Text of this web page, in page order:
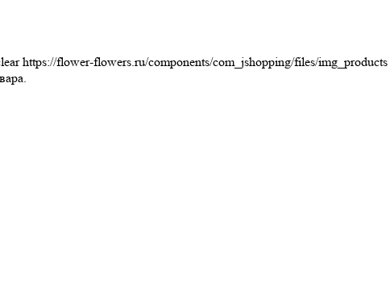
https://flower-flowers.ru/components/com_jshopping/files/img_products